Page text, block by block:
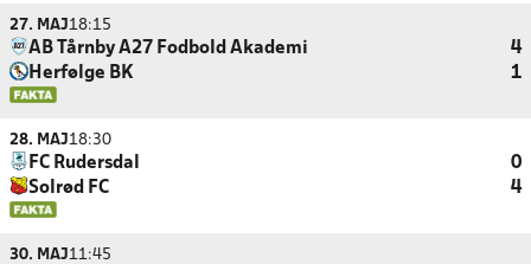
27. MAJ18:15
AB Tårnby A27 Fodbold Akademi
4
Herfølge BK
1
28. MAJ18:30
FC Rudersdal
0
Solrød FC
4
30. MAJ11:45